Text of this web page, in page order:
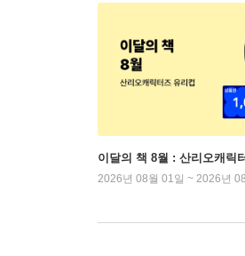
이달의 책 8월 : 산리오캐릭
2026년 08월 01일 ~ 2026년